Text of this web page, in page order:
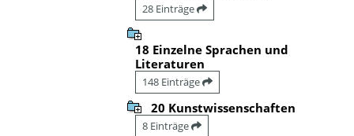
28 Einträge
18 Einzelne Sprachen und
Literaturen
148 Einträge
20 Kunstwissenschaften
8 Einträge